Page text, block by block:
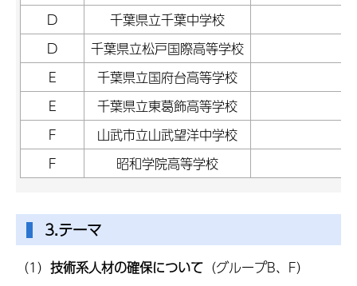
D
千葉県立千葉中学校
D
千葉県立松戸国際高等学校
E
千葉県立国府台高等学校
E
千葉県立東葛飾高等学校
F
山武市立山武望洋中学校
F
昭和学院高等学校
3.テーマ
（1） 技術系人材の確保について （グループB、F）